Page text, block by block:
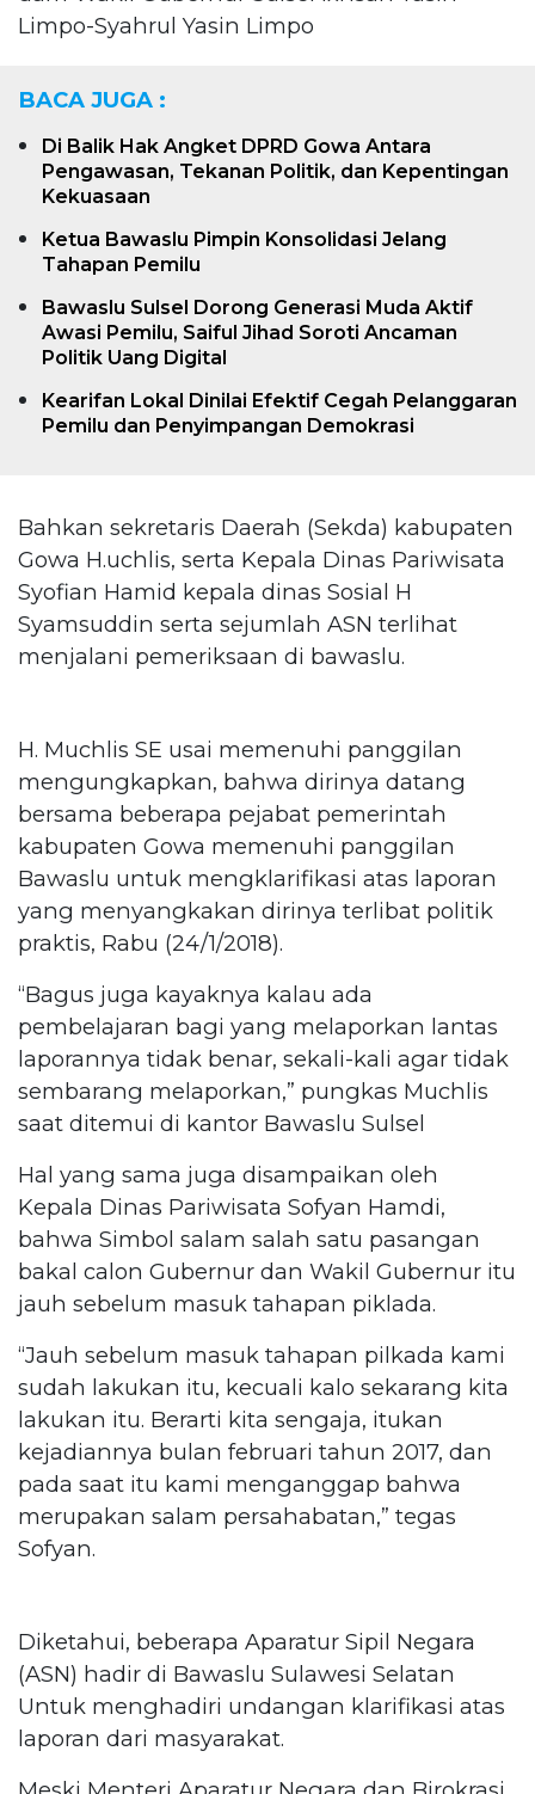
Limpo-Syahrul Yasin Limpo
BACA JUGA :
Di Balik Hak Angket DPRD Gowa Antara
Pengawasan, Tekanan Politik, dan Kepentingan
Kekuasaan
Ketua Bawaslu Pimpin Konsolidasi Jelang
Tahapan Pemilu
Bawaslu Sulsel Dorong Generasi Muda Aktif
Awasi Pemilu, Saiful Jihad Soroti Ancaman
Politik Uang Digital
Kearifan Lokal Dinilai Efektif Cegah Pelanggaran
Pemilu dan Penyimpangan Demokrasi
Bahkan sekretaris Daerah (Sekda) kabupaten
Gowa H.uchlis, serta Kepala Dinas Pariwisata
Syofian Hamid kepala dinas Sosial H
Syamsuddin serta sejumlah ASN terlihat
menjalani pemeriksaan di bawaslu.
H. Muchlis SE usai memenuhi panggilan
mengungkapkan, bahwa dirinya datang
bersama beberapa pejabat pemerintah
kabupaten Gowa memenuhi panggilan
Bawaslu untuk mengklarifikasi atas laporan
yang menyangkakan dirinya terlibat politik
praktis, Rabu (24/1/2018).
“Bagus juga kayaknya kalau ada
pembelajaran bagi yang melaporkan lantas
laporannya tidak benar, sekali-kali agar tidak
sembarang melaporkan,” pungkas Muchlis
saat ditemui di kantor Bawaslu Sulsel
Hal yang sama juga disampaikan oleh
Kepala Dinas Pariwisata Sofyan Hamdi,
bahwa Simbol salam salah satu pasangan
bakal calon Gubernur dan Wakil Gubernur itu
jauh sebelum masuk tahapan piklada.
“Jauh sebelum masuk tahapan pilkada kami
sudah lakukan itu, kecuali kalo sekarang kita
lakukan itu. Berarti kita sengaja, itukan
kejadiannya bulan februari tahun 2017, dan
pada saat itu kami menganggap bahwa
merupakan salam persahabatan,” tegas
Sofyan.
Diketahui, beberapa Aparatur Sipil Negara
(ASN) hadir di Bawaslu Sulawesi Selatan
Untuk menghadiri undangan klarifikasi atas
laporan dari masyarakat.